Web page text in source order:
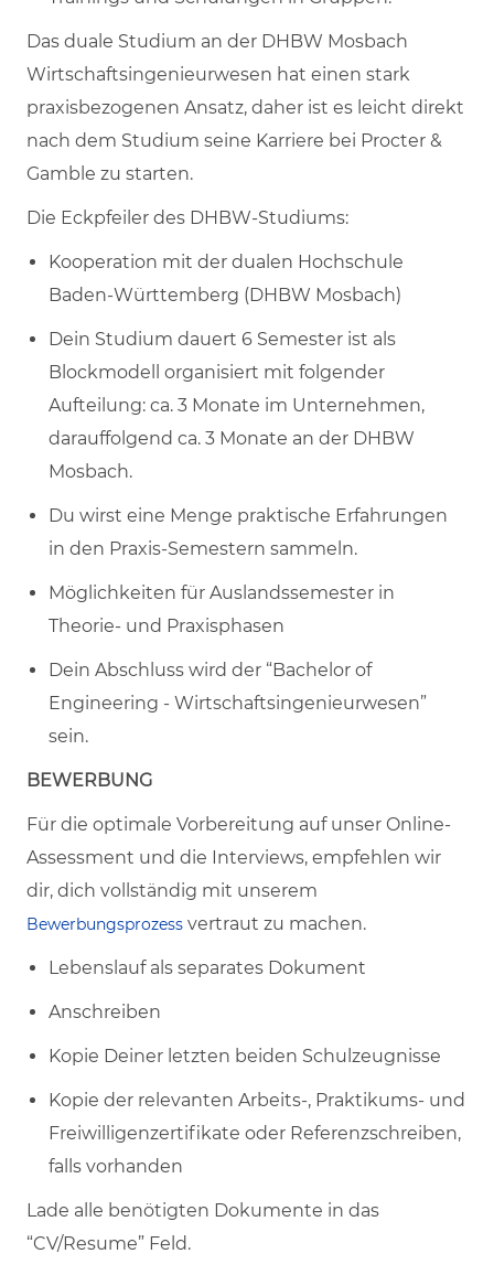
Das duale Studium an der DHBW Mosbach
Wirtschaftsingenieurwesen hat einen stark
praxisbezogenen Ansatz, daher ist es leicht direkt
nach dem Studium seine Karriere bei Procter &
Gamble zu starten.
Die Eckpfeiler des DHBW-Studiums:
Kooperation mit der dualen Hochschule
Baden-Württemberg (DHBW Mosbach)
Dein Studium dauert 6 Semester ist als
Blockmodell organisiert mit folgender
Aufteilung: ca. 3 Monate im Unternehmen,
darauffolgend ca. 3 Monate an der DHBW
Mosbach.
Du wirst eine Menge praktische Erfahrungen
in den Praxis-Semestern sammeln.
Möglichkeiten für Auslandssemester in
Theorie- und Praxisphasen
Dein Abschluss wird der “Bachelor of
Engineering - Wirtschaftsingenieurwesen”
sein.
BEWERBUNG
Für die optimale Vorbereitung auf unser Online-
Assessment und die Interviews, empfehlen wir
dir, dich vollständig mit unserem
Bewerbungsprozess vertraut zu machen.
Lebenslauf als separates Dokument
Anschreiben
Kopie Deiner letzten beiden Schulzeugnisse
Kopie der relevanten Arbeits-, Praktikums- und
Freiwilligenzertifikate oder Referenzschreiben,
falls vorhanden
Lade alle benötigten Dokumente in das
“CV/Resume” Feld.